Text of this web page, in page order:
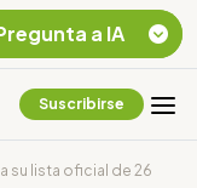
Suscribirse
su lista oficial de 26
a IA
Chevron Ecuador